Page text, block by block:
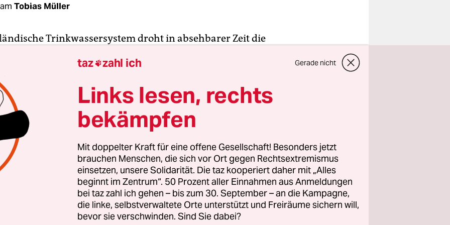
Tobias Müller
Trinkwassersystem droht in absehbarer Zeit die
in den Niederlanden (Vewin) in
dieser Woche veröffentlichten Analyse. Ohne zusätzliche
könnte dem Land, das weltweit für sein
bekennt ist, innerhalb weniger Jahre ein
bevorstehen. “Alle finden es selbstverständlich, dass
dem Kran kommt. Aber dem ist nicht so. Und das ist
zitiert dasNRC Handelsbladden Vewin-
Peter van der Velden.
heißt es in dem Dokument, müssen alle zehn Betriebe
Wasser produzieren, anders könnten sie ihrer
taz zahl ich Gerade nicht
Links lesen, rechts
bekämpfen
Mit doppelter Kraft für eine offene Gesellschaft! Besonders jetzt
brauchen Menschen, die sich vor Ort gegen Rechtsextremismus
einsetzen, unsere Solidarität. Die taz kooperiert daher mit „Alles
beginnt im Zentrum“. 50 Prozent aller Einnahmen aus Anmeldungen
bei taz zahl ich gehen – bis zum 30. September – an die Kampagne,
die linke, selbstverwaltete Orte unterstützt und Freiräume sichern will,
bevor sie verschwinden. Sind Sie dabei?